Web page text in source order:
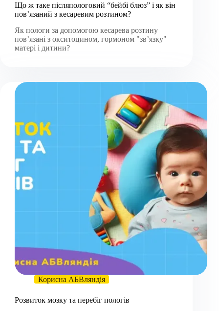
Що ж таке післяпологовий “бейбі блюз” і як він
повʼязаний з кесаревим розтином?
Як пологи за допомогою кесарева розтину
повʼязані з окситоцином, гормоном "звʼязку"
матері і дитини?
Корисна АБВляндія
Розвиток мозку та перебіг пологів